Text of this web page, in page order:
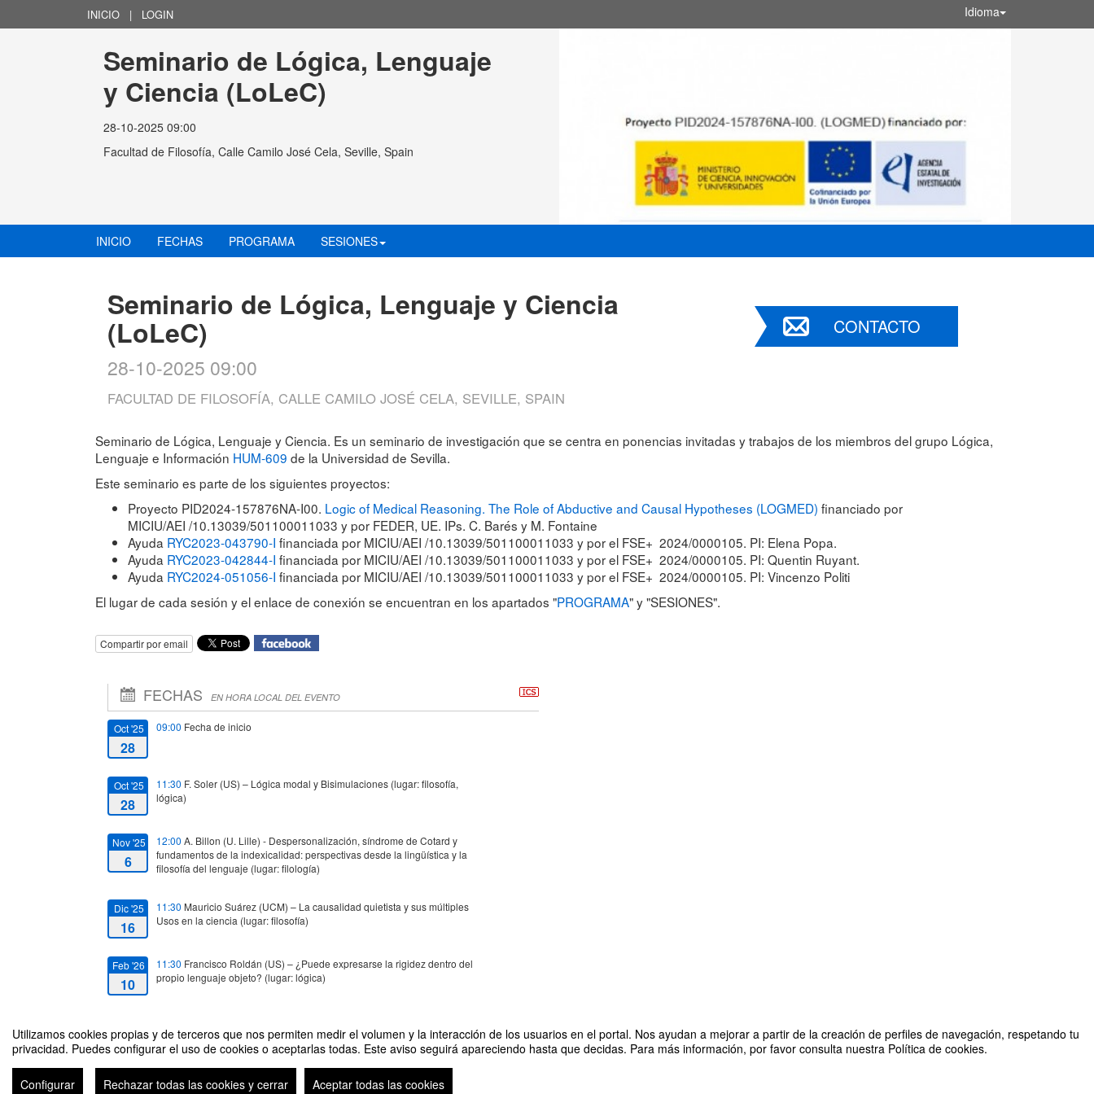
Utilizamos cookies propias y de terceros que nos permiten medir el volumen y la interacción de los usuarios en el portal. Nos ayudan a mejorar a partir de la creación de perfiles de navegación, respetando tu
privacidad. Puedes configurar el uso de cookies o aceptarlas todas. Este aviso seguirá apareciendo hasta que decidas. Para más información, por favor consulta nuestra Política de cookies.
Configurar Rechazar todas las cookies y cerrar Aceptar todas las cookies
INICIO | LOGIN Idioma
Seminario de Lógica, Lenguaje
y Ciencia (LoLeC)
28-10-2025 09:00
Facultad de Filosofía, Calle Camilo José Cela, Seville, Spain
INICIO FECHAS PROGRAMA SESIONES
Seminario de Lógica, Lenguaje y Ciencia
(LoLeC)
28-10-2025 09:00
FACULTAD DE FILOSOFÍA, CALLE CAMILO JOSÉ CELA, SEVILLE, SPAIN
CONTACTO
Seminario de Lógica, Lenguaje y Ciencia. Es un seminario de investigación que se centra en ponencias invitadas y trabajos de los miembros del grupo Lógica,
Lenguaje e Información HUM-609 de la Universidad de Sevilla.
Este seminario es parte de los siguientes proyectos:
Proyecto PID2024-157876NA-I00. Logic of Medical Reasoning. The Role of Abductive and Causal Hypotheses (LOGMED) financiado por
MICIU/AEI /10.13039/501100011033 y por FEDER, UE. IPs. C. Barés y M. Fontaine
Ayuda RYC2023-043790-I financiada por MICIU/AEI /10.13039/501100011033 y por el FSE+ 2024/0000105. PI: Elena Popa.
Ayuda RYC2023-042844-I financiada por MICIU/AEI /10.13039/501100011033 y por el FSE+ 2024/0000105. PI: Quentin Ruyant.
Ayuda RYC2024-051056-I financiada por MICIU/AEI /10.13039/501100011033 y por el FSE+ 2024/0000105. PI: Vincenzo Politi
El lugar de cada sesión y el enlace de conexión se encuentran en los apartados "PROGRAMA" y "SESIONES".
Compartir por email
FECHAS EN HORA LOCAL DEL EVENTO
Oct '25
28
09:00 Fecha de inicio
Oct '25
28
11:30 F. Soler (US) – Lógica modal y Bisimulaciones (lugar: filosofía,
lógica)
Nov '25
6
12:00 A. Billon (U. Lille) - Despersonalización, síndrome de Cotard y
fundamentos de la indexicalidad: perspectivas desde la lingüística y la
filosofía del lenguaje (lugar: filología)
Dic '25
16
11:30 Mauricio Suárez (UCM) – La causalidad quietista y sus múltiples
Usos en la ciencia (lugar: filosofía)
Feb '26
10
11:30 Francisco Roldán (US) – ¿Puede expresarse la rigidez dentro del
propio lenguaje objeto? (lugar: lógica)
24
and Conceptual Change in Psychiatry (lugar: filosofía)
Mrz '26 11:30
K. Żebrowska (Jagiellonian University, Cracovia, Polonia) – Who
Seminario de Lógica, Lenguaje y Ciencia (LoLeC)